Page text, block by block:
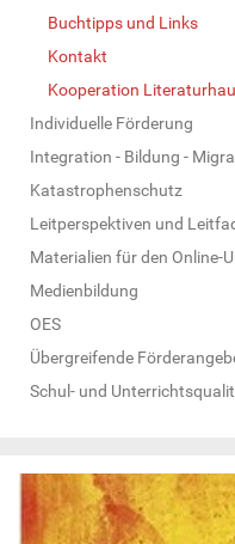
Buchtipps und Links
Kontakt
Kooperation
Individuelle Förderung
Integration - Bildung -
Katastrophenschutz
Leitperspektiven und
Materialien für den Online-
Medienbildung
OES
Übergreifende
Schul- und